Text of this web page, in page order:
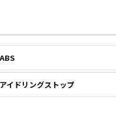
ABS
アイドリングストップ